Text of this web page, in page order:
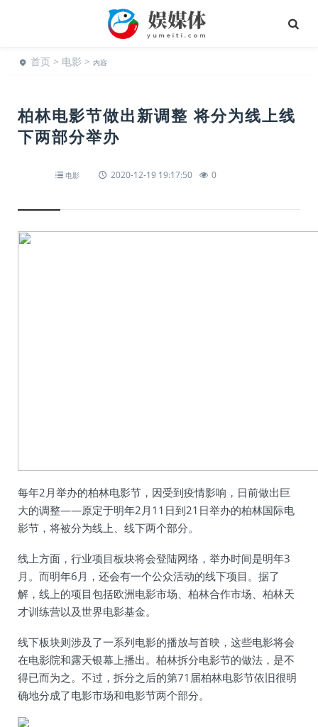
首页 > 电影 > 内容
柏林电影节做出新调整 将分为线上线
下两部分举办
电影 2020-12-19 19:17:50 0
每年2月举办的柏林电影节，因受到疫情影响，日前做出巨
大的调整——原定于明年2月11日到21日举办的柏林国际电
影节，将被分为线上、线下两个部分。
线上方面，行业项目板块将会登陆网络，举办时间是明年3
月。而明年6月，还会有一个公众活动的线下项目。据了
解，线上的项目包括欧洲电影市场、柏林合作市场、柏林天
才训练营以及世界电影基金。
线下板块则涉及了一系列电影的播放与首映，这些电影将会
在电影院和露天银幕上播出。柏林拆分电影节的做法，是不
得已而为之。不过，拆分之后的第71届柏林电影节依旧很明
确地分成了电影市场和电影节两个部分。